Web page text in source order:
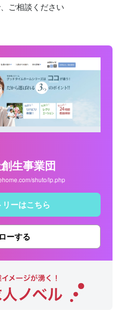
ご相談ください
生事業団
shuto/lp.php
ーはこちら
ーする